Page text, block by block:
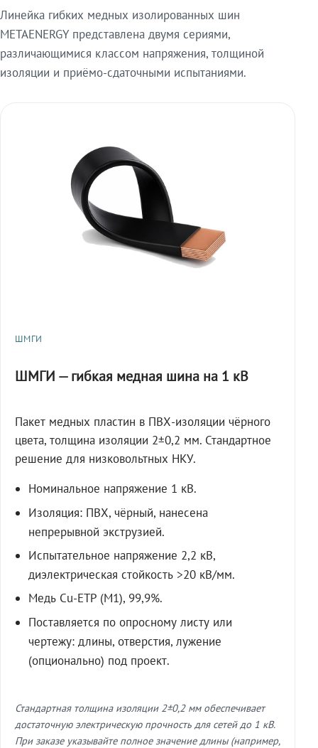
Линейка гибких медных изолированных шин
METAENERGY представлена двумя сериями,
различающимися классом напряжения, толщиной
изоляции и приёмо-сдаточными испытаниями.
ШМГИ
ШМГИ — гибкая медная шина на 1 кВ
Пакет медных пластин в ПВХ-изоляции чёрного
цвета, толщина изоляции 2±0,2 мм. Стандартное
решение для низковольтных НКУ.
Номинальное напряжение 1 кВ.
Изоляция: ПВХ, чёрный, нанесена
непрерывной экструзией.
Испытательное напряжение 2,2 кВ,
диэлектрическая стойкость >20 кВ/мм.
Медь Cu-ETP (M1), 99,9%.
Поставляется по опросному листу или
чертежу: длины, отверстия, лужение
(опционально) под проект.
Стандартная толщина изоляции 2±0,2 мм обеспечивает
достаточную электрическую прочность для сетей до 1 кВ.
При заказе указывайте полное значение длины (например,